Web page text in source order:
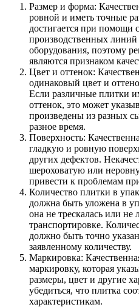
Размер и форма:
ровной и иметь точные
достигается при помощи
производственных
оборудования, поэтому
являются признаком
Цвет и оттенок:
одинаковый цвет и
Если различные плитки
оттенок, это может
произведены из разных
разное время.
Поверхность:
гладкую и ровную
других дефектов.
шероховатую или
привести к проблемам
Количество плитки в
должна быть уложена в
она не трескалась или не
транспортировке.
должно быть точно
заявленному количеству.
Маркировка:
маркировку, которая
размеры, цвет и другие
убедиться, что плитка
характеристикам.